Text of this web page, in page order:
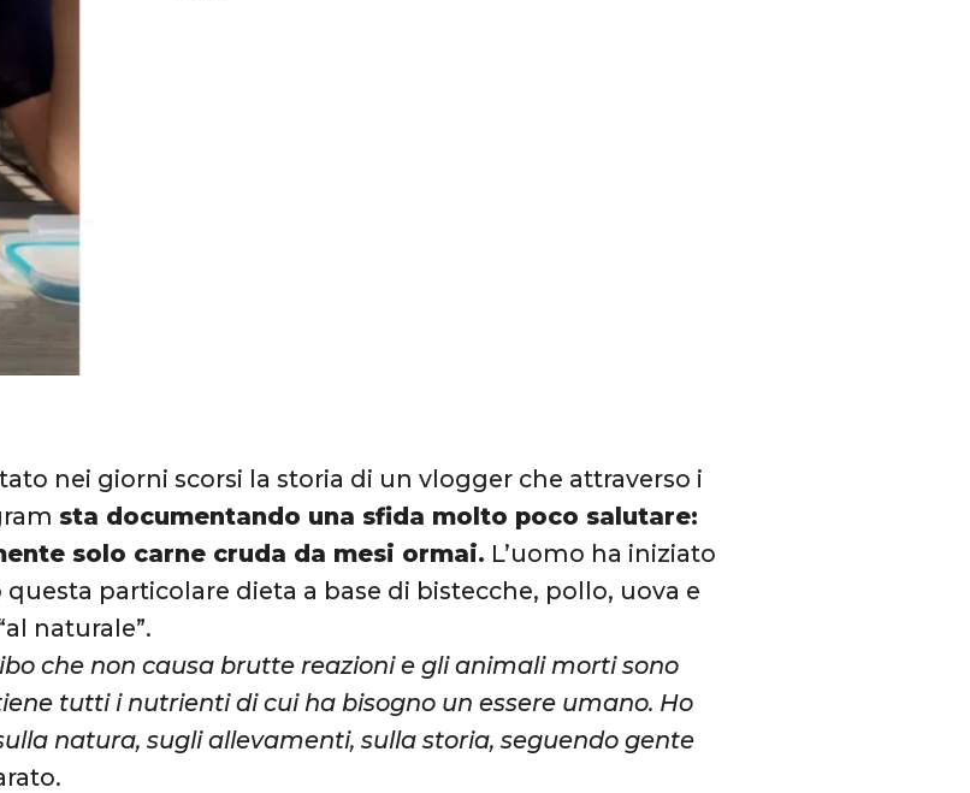
nei giorni scorsi la storia di un vlogger che attraverso i
sta documentando una sfida molto poco salutare:
solo carne cruda da mesi ormai. L’uomo ha iniziato
questa particolare dieta a base di bistecche, pollo, uova e
naturale”.
che non causa brutte reazioni e gli animali morti sono
tutti i nutrienti di cui ha bisogno un essere umano. Ho
natura, sugli allevamenti, sulla storia, seguendo gente